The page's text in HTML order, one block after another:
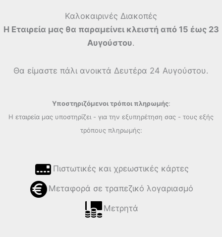
Καλοκαιρινές Διακοπές
Η Εταιρεία μας θα παραμείνει κλειστή από 15 έως 23
Αυγούστου.
Θα είμαστε πάλι ανοικτά Δευτέρα 24 Αυγούστου.
Υποστηριζόμενοι τρόποι πληρωμής:
Η εταιρεία μας υποστηρίζει - για την εξυπηρέτηση σας - τους εξής
τρόπους πληρωμής:
Πιστωτικές και χρεωστικές κάρτες
Μεταφορά σε τραπεζικό λογαριασμό
Μετρητά